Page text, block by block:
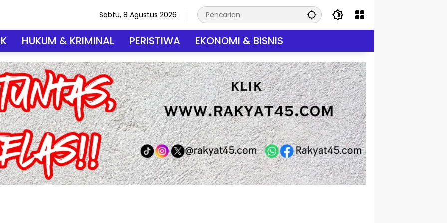
Sabtu, 8 Agustus 2026
HUKUM & KRIMINAL PERISTIWA EKONOMI & BISNIS